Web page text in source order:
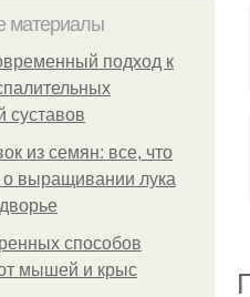
материалы
подход к
суставов
из семян: все, что
о выращивании лука
способов
мышей и крыс